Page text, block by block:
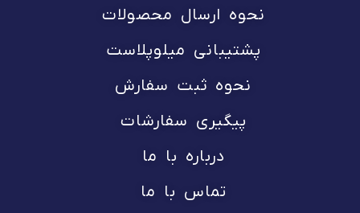
نحوه ارسال محصولات
پشتیبانی میلوپلاست
نحوه ثبت سفارش
پیگیری سفارشات
درباره با ما
تماس با ما